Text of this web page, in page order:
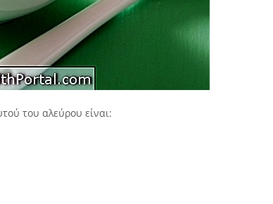
του αλεύρου είναι: